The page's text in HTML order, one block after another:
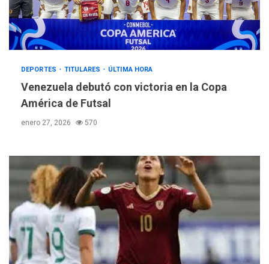
DEPORTES TITULARES ÚLTIMA HORA
Venezuela debutó con victoria en la Copa
América de Futsal
enero 27, 2026 570